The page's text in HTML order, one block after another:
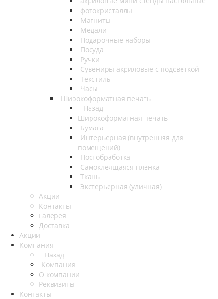
фотокристаллы
Магниты
Медали
Подарочные наборы
Посуда
Ручки
Сувениры акриловые с подсветкой
Текстиль
Часы
Широкоформатная печать
Назад
Широкоформатная печать
Бумага
Интерьерная (внутренняя для
помещений)
Постобработка
Самоклеящаяся пленка
Ткань
Экстерьерная (уличная)
Акции
Контакты
Галерея
Доставка
Акции
Компания
Назад
Компания
О компании
Реквизиты
Контакты